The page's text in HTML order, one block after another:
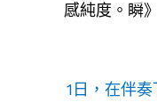
感純度。瞬
1日，在伴